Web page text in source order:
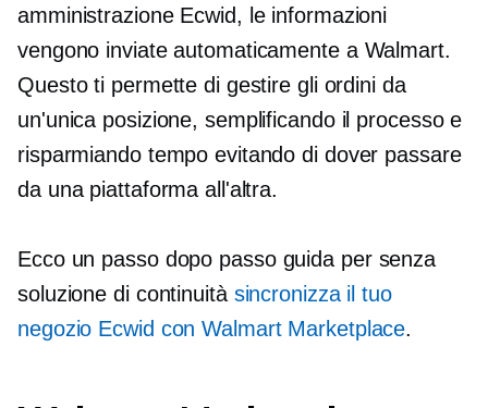
amministrazione Ecwid, le informazioni
vengono inviate automaticamente a Walmart.
Questo ti permette di gestire gli ordini da
un'unica posizione, semplificando il processo e
risparmiando tempo evitando di dover passare
da una piattaforma all'altra.
Ecco un passo dopo passoguida per senza
soluzione di continuità sincronizza il tuo
negozio Ecwid con Walmart Marketplace.